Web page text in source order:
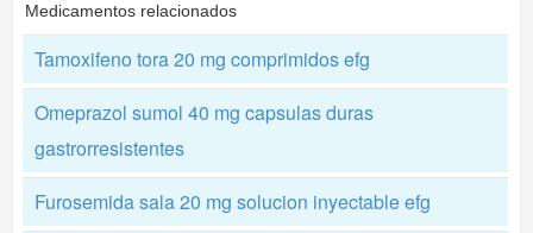
Medicamentos relacionados
Tamoxifeno tora 20 mg comprimidos efg
Omeprazol sumol 40 mg capsulas duras
gastrorresistentes
Furosemida sala 20 mg solucion inyectable efg